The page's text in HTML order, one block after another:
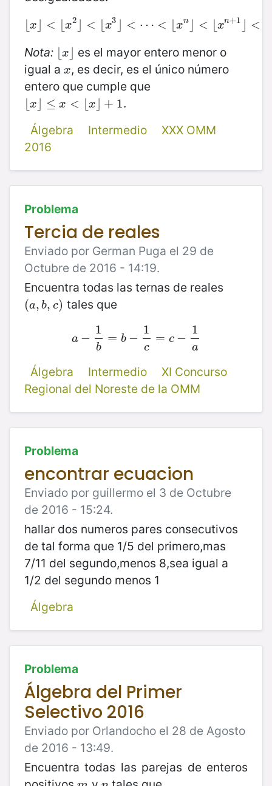
⌊x < x2 < x3 < ⋯ < ⌊xn < xn+1 <
x⌋< x2 <⌊ 3⌋<⋯<⌊x n⌋< xn 1⌋<…
Nota:
x
x⌋
es el mayor entero menor o
igual a x
x, es decir, es el único número
entero que cumple que
x ≤ x < x + 1
x⌋ x<⌊x ⌋+
.
Álgebra
Intermedio
XXX OMM
2016
Problema
Tercia de reales
Enviado por German Puga el 29 de
Octubre de 2016 - 14:19.
Encuentra todas las ternas de reales
(a, b, c)
(a,b,c) tales que
a −
1
b
= b −
1
c
= c −
1
a
a −1 b=b− 1c=c −1a
Álgebra Intermedio
XI Concurso
Regional del Noreste de la OMM
Problema
encontrar ecuacion
Enviado por guillermo el 3 de Octubre
de 2016 - 15:24.
hallar dos numeros pares consecutivos
de tal forma que 1/5 del primero,mas
7/11 del segundo,menos 8,sea igual a
1/2 del segundo menos 1
Álgebra
Problema
Álgebra del Primer
Selectivo 2016
Enviado por Orlandocho el 28 de Agosto
de 2016 - 13:49.
Encuentra todas las parejas de enteros